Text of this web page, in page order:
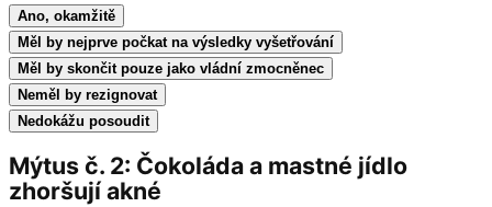
Ano, okamžitě
Měl by nejprve počkat na výsledky vyšetřování
Měl by skončit pouze jako vládní zmocněnec
Neměl by rezignovat
Nedokážu posoudit
Mýtus č. 2: Čokoláda a mastné jídlo
zhoršují akné